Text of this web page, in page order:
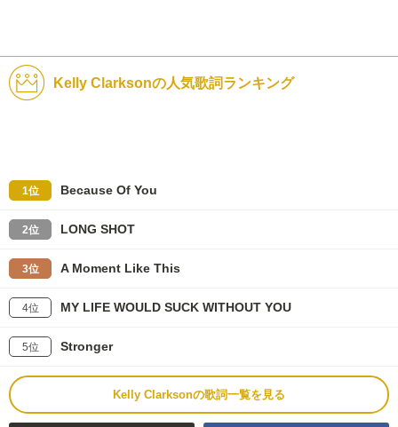
Kelly Clarksonの人気歌詞ランキング
1位 Because Of You
2位 LONG SHOT
3位 A Moment Like This
4位 MY LIFE WOULD SUCK WITHOUT YOU
5位 Stronger
Kelly Clarksonの歌詞一覧を見る